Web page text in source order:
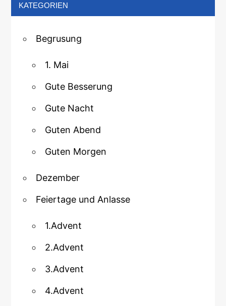
KATEGORIEN
Begrusung
1. Mai
Gute Besserung
Gute Nacht
Guten Abend
Guten Morgen
Dezember
Feiertage und Anlasse
1.Advent
2.Advent
3.Advent
4.Advent